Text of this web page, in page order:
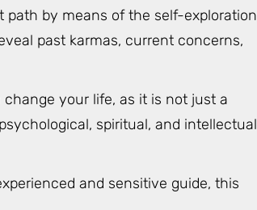
path by means of the self-exploration
past karmas, current concerns,
your life, as it is not just a
spiritual, and intellectual
and sensitive guide, this